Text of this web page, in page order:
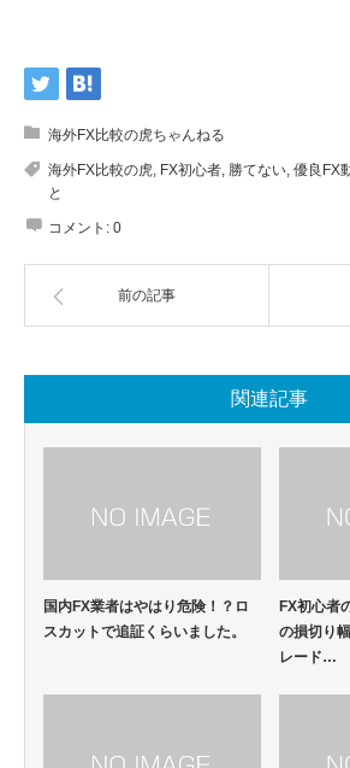
海外FX比較の虎ちゃんねる
海外FX比較の虎, FX初心者, 勝てない, 優良FX
と
コメント: 0
前の記事
関連記事
国内FX業者はやはり危険！？ロ
スカットで追証くらいました。
FX初心者
の損切り
レード…